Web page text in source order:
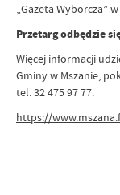
„Gazeta Wyborcza”
Przetarg odbędzie
Więcej informacji
Gminy w Mszanie,
tel. 32 475 97 77.
https://